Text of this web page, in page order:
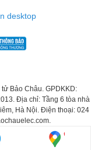
desktop
Bảo Châu. GPDKKD:
Địa chỉ: Tầng 6 tòa nhà
Hà Nội. Điện thoại: 024